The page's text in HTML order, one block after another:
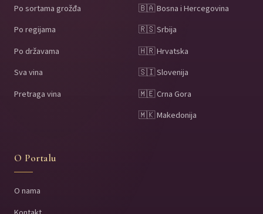
Po sortama grožđa
Po regijama
Po državama
Sva vina
Pretraga vina
🇧🇦 Bosna i Hercegovina
🇷🇸 Srbija
🇭🇷 Hrvatska
🇸🇮 Slovenija
🇲🇪 Crna Gora
🇲🇰 Makedonija
O Portalu
O nama